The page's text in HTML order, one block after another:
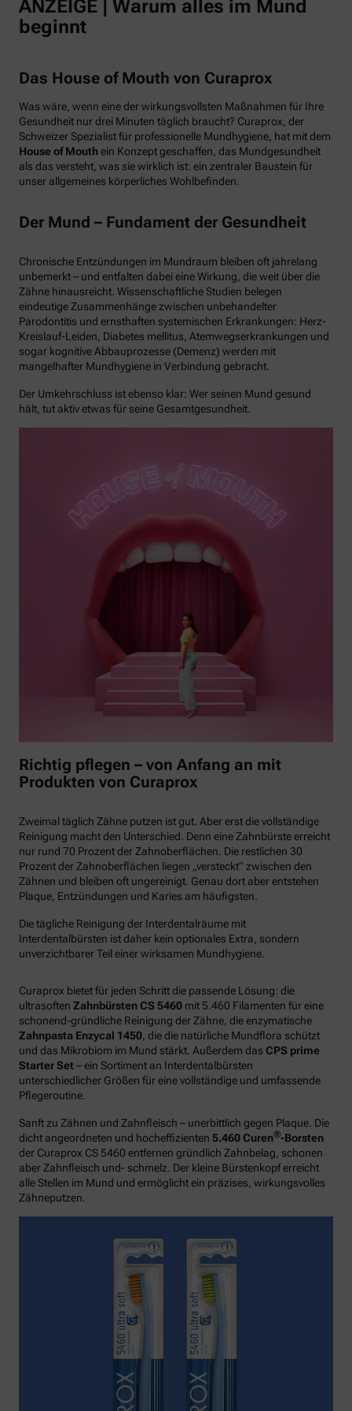
ANZEIGE | Warum alles im Mund
beginnt
Das House of Mouth von Curaprox
Was wäre, wenn eine der wirkungsvollsten Maßnahmen für Ihre
Gesundheit nur drei Minuten täglich braucht? Curaprox, der
Schweizer Spezialist für professionelle Mundhygiene, hat mit dem
House of Mouthein Konzept geschaffen, das Mundgesundheit
als das versteht, was sie wirklich ist: ein zentraler Baustein für
unser allgemeines körperliches Wohlbefinden.
Der Mund – Fundament der Gesundheit
Chronische Entzündungen im Mundraum bleiben oft jahrelang
unbemerkt – und entfalten dabei eine Wirkung, die weit über die
Zähne hinausreicht. Wissenschaftliche Studien belegen
eindeutige Zusammenhänge zwischen unbehandelter
Parodontitis und ernsthaften systemischen Erkrankungen: Herz-
Kreislauf-Leiden, Diabetes mellitus, Atemwegserkrankungen und
sogar kognitive Abbauprozesse (Demenz) werden mit
mangelhafter Mundhygiene in Verbindung gebracht.
Der Umkehrschluss ist ebenso klar: Wer seinen Mund gesund
hält, tut aktiv etwas für seine Gesamtgesundheit.
Richtig pflegen – von Anfang an mit
Produkten von Curaprox
Zweimal täglich Zähne putzen ist gut. Aber erst die vollständige
Reinigung macht den Unterschied. Denn eine Zahnbürste erreicht
nur rund 70 Prozent der Zahnoberflächen. Die restlichen 30
Prozent der Zahnoberflächen liegen „versteckt“ zwischen den
Zähnen und bleiben oft ungereinigt. Genau dort aber entstehen
Plaque, Entzündungen und Karies am häufigsten.
Die tägliche Reinigung der Interdentalräume mit
Interdentalbürsten ist daher kein optionales Extra, sondern
unverzichtbarer Teil einer wirksamen Mundhygiene.
Curaprox bietet für jeden Schritt die passende Lösung: die
ultrasoften Zahnbürsten CS 5460 mit 5.460 Filamenten für eine
schonend-gründliche Reinigung der Zähne, die enzymatische
Zahnpasta Enzycal 1450, die die natürliche Mundflora schützt
und das Mikrobiom im Mund stärkt. Außerdem das CPS prime
Starter Set– ein Sortiment an Interdentalbürsten
unterschiedlicher Größen für eine vollständige und umfassende
Pflegeroutine.
Sanft zu Zähnen und Zahnfleisch – unerbittlich gegen Plaque. Die
dicht angeordneten und hocheffizienten 5.460 Curen®-Borsten
der Curaprox CS 5460 entfernen gründlich Zahnbelag, schonen
aber Zahnfleisch und- schmelz. Der kleine Bürstenkopf erreicht
alle Stellen im Mund und ermöglicht ein präzises, wirkungsvolles
Zähneputzen.